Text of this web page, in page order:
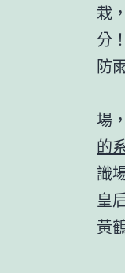
栽
分
防
場
的
識
皇
黃